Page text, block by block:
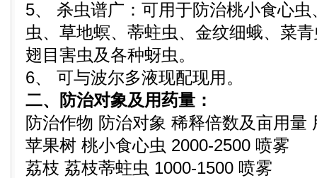
5、 杀虫谱广：可用于防治桃小食心
虫、草地螟、蒂蛀虫、金纹细蛾、菜
翅目害虫及各种蚜虫。
6、 可与波尔多液现配现用。
二、防治对象及用药量：
防治作物 防治对象 稀释倍数及亩用量
苹果树 桃小食心虫 2000-2500 喷雾
荔枝 荔枝蒂蛀虫 1000-1500 喷雾